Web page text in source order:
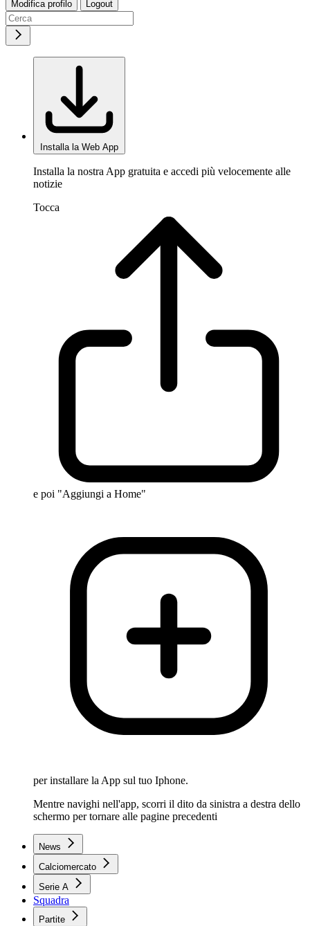
Modifica profilo Logout
Installa la Web App
Installa la nostra App gratuita e accedi più velocemente alle
notizie
Tocca
e poi "Aggiungi a Home"
per installare la App sul tuo Iphone.
Mentre navighi nell'app, scorri il dito da sinistra a destra dello
schermo per tornare alle pagine precedenti
News
Calciomercato
Serie A
Squadra
Partite